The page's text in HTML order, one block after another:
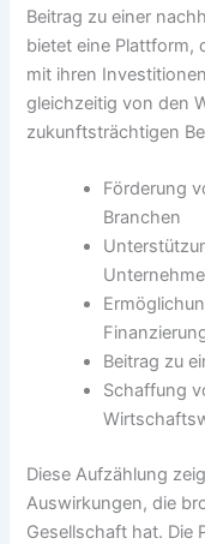
Beitrag zu einer
bietet eine Plattform,
mit ihren
gleichzeitig von den
zukunftsträchtigen
Förderung
Branchen
Beitrag zu
Schaffung
Diese Aufzählung
Auswirkungen, die
Gesellschaft hat. Die